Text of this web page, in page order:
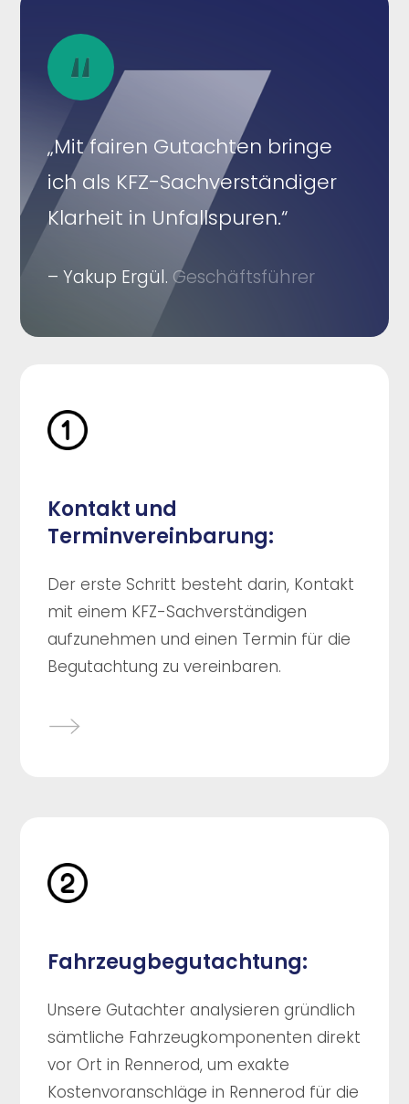
„Mit fairen Gutachten bringe
ich als KFZ-Sachverständiger
Klarheit in Unfallspuren.“
– Yakup Ergül. Geschäftsführer
Kontakt und
Terminvereinbarung:
Der erste Schritt besteht darin, Kontakt
mit einem KFZ-Sachverständigen
aufzunehmen und einen Termin für die
Begutachtung zu vereinbaren.
Fahrzeugbegutachtung:
Unsere Gutachter analysieren gründlich
sämtliche Fahrzeugkomponenten direkt
vor Ort in Rennerod, um exakte
Kostenvoranschläge in Rennerod für die